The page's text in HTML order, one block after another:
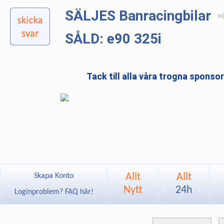
SÄLJES Banracingbilar
SÅLD: e90 325i
Tack till alla våra trogna
Skapa Konto
Loginproblem? FAQ här!
Allt
Nytt
Allt
24h